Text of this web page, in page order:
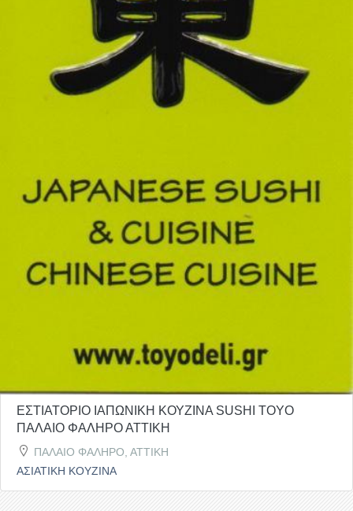
ΕΣΤΙΑΤΟΡΙΟ ΙΑΠΩΝΙΚΗ ΚΟΥΖΙΝΑ SUSHI TOYO
ΠΑΛΑΙΟ ΦΑΛΗΡΟ ΑΤΤΙΚΗ
ΠΑΛΑΙΟ ΦΑΛΗΡΟ, ΑΤΤΙΚΗ
ΑΣΙΑΤΙΚΗ ΚΟΥΖΙΝΑ